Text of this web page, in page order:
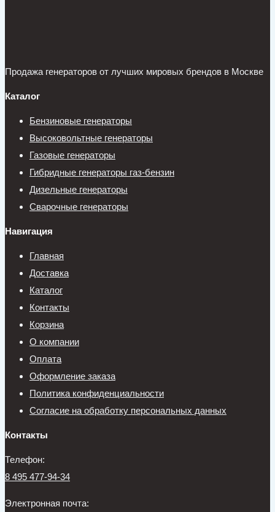
Продажа генераторов от лучших мировых брендов в Москве
Каталог
Бензиновые генераторы
Высоковольтные генераторы
Газовые генераторы
Гибридные генераторы газ-бензин
Дизельные генераторы
Сварочные генераторы
Навигация
Главная
Доставка
Каталог
Контакты
Корзина
О компании
Оплата
Оформление заказа
Политика конфиденциальности
Согласие на обработку персональных данных
Контакты
Телефон:
8 495 477-94-34
Электронная почта: